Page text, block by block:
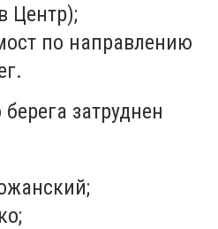
Центр);
по направлению
затруднен